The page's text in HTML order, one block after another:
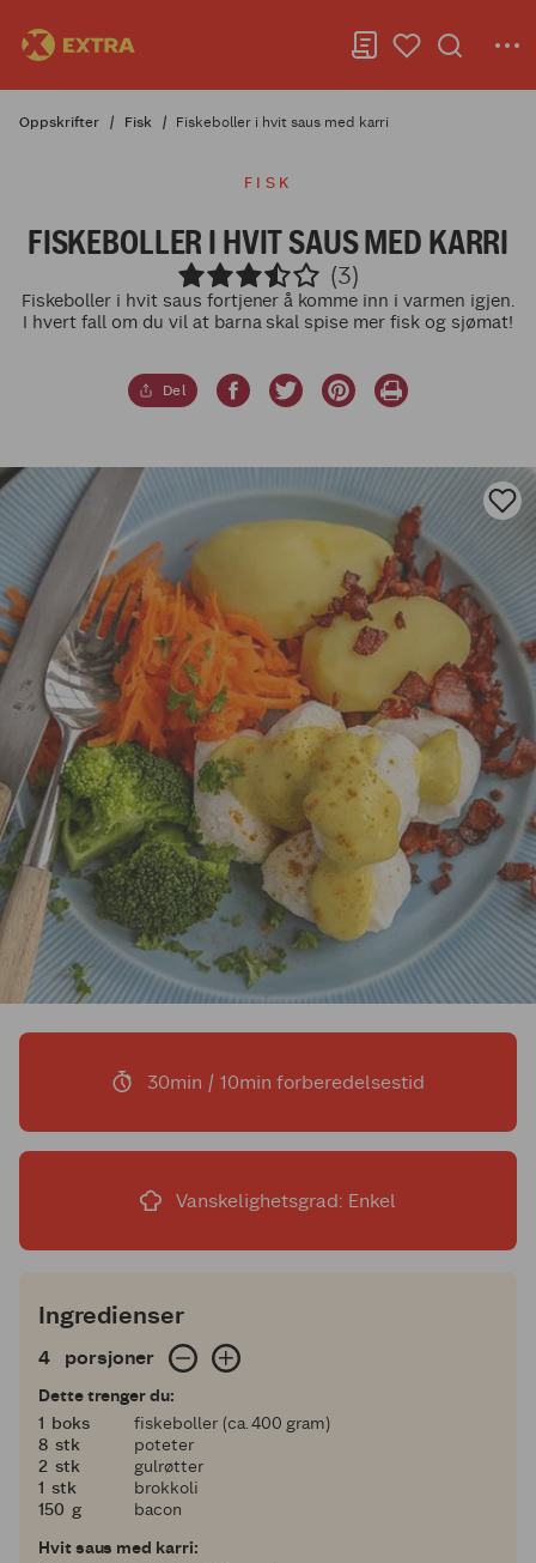
Oppskrifter Fisk Fiskeboller i hvit saus med karri
FISK
FISKEBOLLER I HVIT SAUS MED KARRI
(3)
Fiskeboller i hvit saus fortjener å komme inn i varmen igjen.
I hvert fall om du vil at barna skal spise mer fisk og sjømat!
Del
30min / 10min forberedelsestid
Vanskelighetsgrad: Enkel
Ingredienser
4 porsjoner
4 porsjoner
Dette trenger du:
11 boks
fiskeboller (ca. 400 gram)
8
8 stk
poteter
2
2 stk
gulrøtter
11 stk
brokkoli
150
150 g
bacon
Hvit saus med karri: